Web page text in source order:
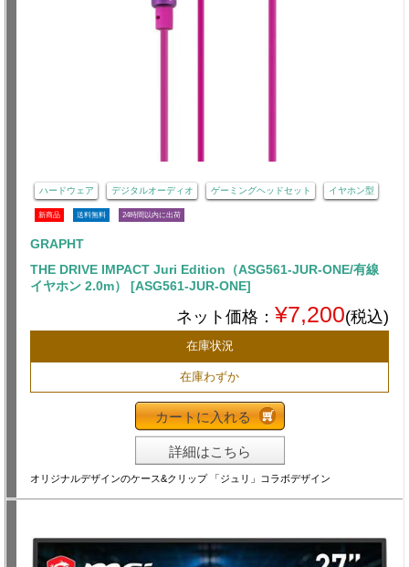
ハードウェア デジタルオーディオ ゲーミングヘッドセット イヤホン型
新商品 送料無料 24時間以内に出荷
GRAPHT
THE DRIVE IMPACT Juri Edition（ASG561-JUR-ONE/有線
イヤホン 2.0m） [ASG561-JUR-ONE]
ネット価格： ¥7,200(税込)
在庫状況
在庫わずか
カートに入れる
詳細はこちら
オリジナルデザインのケース&クリップ 「ジュリ」コラボデザイン